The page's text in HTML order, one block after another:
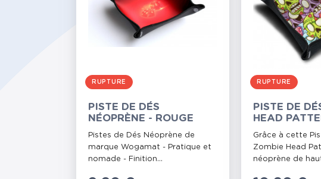
RUPTURE
PISTE DE DÉS
NÉOPRÈNE - ROUGE
Pistes de Dés Néoprène de
marque Wogamat - Pratique et
nomade - Finition...
RUPTURE
PISTE DE
HEAD
Grâce à cette
Zombie Head
néoprène de